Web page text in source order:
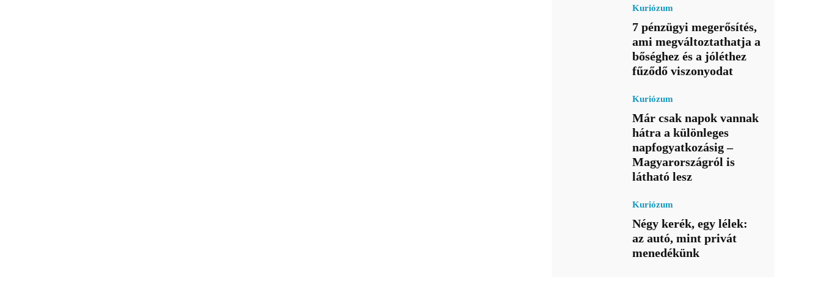
Kuriózum
7 pénzügyi megerősítés,
ami megváltoztathatja a
bőséghez és a jóléthez
fűződő viszonyodat
Kuriózum
Már csak napok vannak
hátra a különleges
napfogyatkozásig –
Magyarországról is
látható lesz
Kuriózum
Négy kerék, egy lélek:
az autó, mint privát
menedékünk